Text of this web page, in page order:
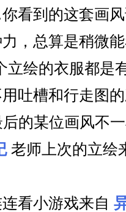
看到的这套画风
，总算是稍微
立绘的衣服都是
吐槽和行走图
的某位画风不
老师上次的立
看小游戏来自